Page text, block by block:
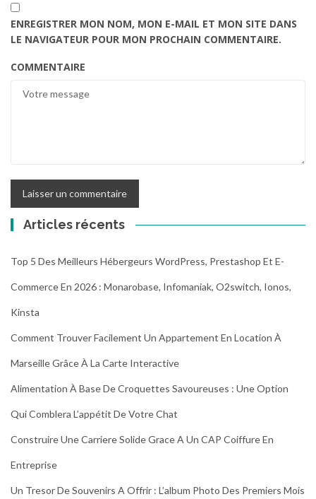
ENREGISTRER MON NOM, MON E-MAIL ET MON SITE DANS
LE NAVIGATEUR POUR MON PROCHAIN COMMENTAIRE.
COMMENTAIRE
Articles récents
Top 5 Des Meilleurs Hébergeurs WordPress, Prestashop Et E-
Commerce En 2026 : Monarobase, Infomaniak, O2switch, Ionos,
Kinsta
Comment Trouver Facilement Un Appartement En Location À
Marseille Grâce À La Carte Interactive
Alimentation À Base De Croquettes Savoureuses : Une Option
Qui Comblera L’appétit De Votre Chat
Construire Une Carriere Solide Grace A Un CAP Coiffure En
Entreprise
Un Tresor De Souvenirs A Offrir : L’album Photo Des Premiers Mois